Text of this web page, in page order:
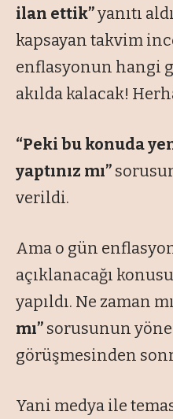
ilan ettik”yanıtı
kapsayan takvim
enflasyonun hangi
akılda kalacak!
“Peki bu konuda
yaptınız mı”
verildi.
Ama o gün
açıklanacağı
yapıldı. Ne zaman
mı” sorusunun
görüşmesinden
Yani medya ile